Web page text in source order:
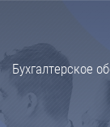
Бухгалтерское